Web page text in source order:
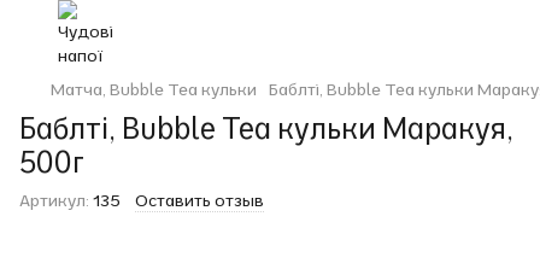
Матча, Bubble Tea кульки Баблті, Bubble Tea кульки
Баблті, Bubble Tea кульки Маракуя,
500г
Артикул: 135 Оставить отзыв